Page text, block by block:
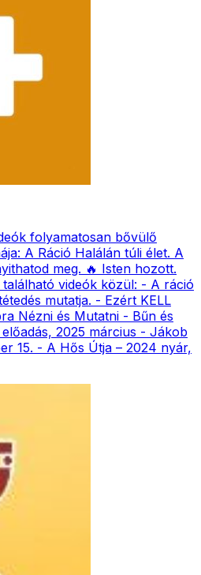
folyamatosan bővülő
A Ráció Halálán túli élet. A
meg. 🔥 Isten hozott.
videók közül: - A ráció
mutatja. - Ezért KELL
Nézni és Mutatni - Bűn és
2025 március - Jákob
15. - A Hős Útja – 2024 nyár,